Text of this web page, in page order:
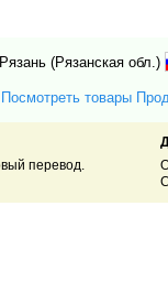
Рязань (Рязанская обл.)
Посмотреть товары
перевод.